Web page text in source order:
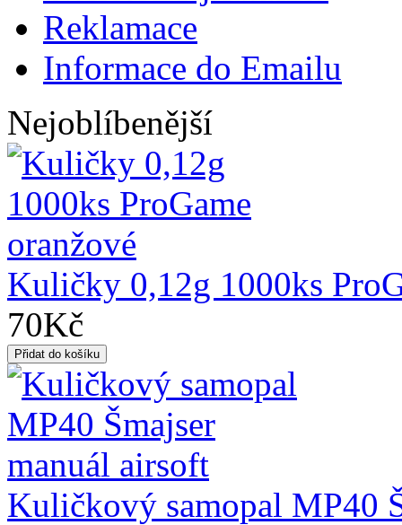
Reklamace
Informace do Emailu
Nejoblíbenější
Kuličky 0,12g 1000ks
70Kč
Kuličkový samopal MP40